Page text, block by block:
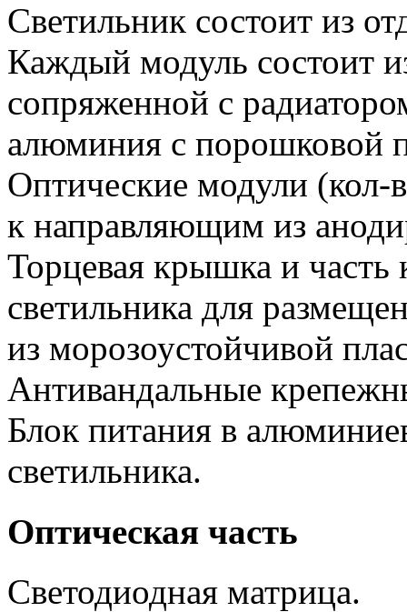
Светильник состоит из
Каждый модуль состоит
сопряженной с
алюминия с порошковой
Оптические модули (кол-
к направляющим из
Торцевая крышка и часть
светильника для
из морозоустойчивой
Антивандальные
Блок питания в
светильника.
Оптическая часть
Светодиодная матрица.